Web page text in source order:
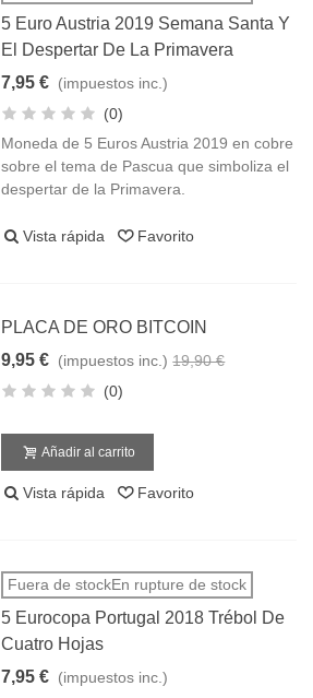
5 Euro Austria 2019 Semana Santa Y
El Despertar De La Primavera
7,95 € (impuestos inc.)
(0)
Moneda de 5 Euros Austria 2019 en cobre
sobre el tema de Pascua que simboliza el
despertar de la Primavera.
Vista rápida Favorito
PLACA DE ORO BITCOIN
9,95 € (impuestos inc.) 19,90 €
(0)
Añadir al carrito
Vista rápida Favorito
Fuera de stockEn rupture de stock
5 Eurocopa Portugal 2018 Trébol De
Cuatro Hojas
7,95 € (impuestos inc.)